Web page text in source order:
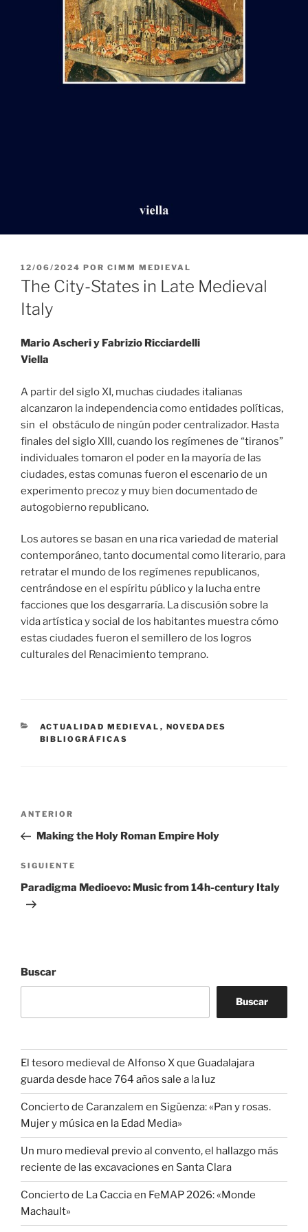
PUBLICADO
EL
12/06/2024 POR CIMM MEDIEVAL
The City-States in Late Medieval
Italy
Mario Ascheri y Fabrizio Ricciardelli
Viella
A partir del siglo XI, muchas ciudades italianas
alcanzaron la independencia como entidades políticas,
sin el obstáculo de ningún poder centralizador. Hasta
finales del siglo XIII, cuando los regímenes de “tiranos”
individuales tomaron el poder en la mayoría de las
ciudades, estas comunas fueron el escenario de un
experimento precoz y muy bien documentado de
autogobierno republicano.
Los autores se basan en una rica variedad de material
contemporáneo, tanto documental como literario, para
retratar el mundo de los regímenes republicanos,
centrándose en el espíritu público y la lucha entre
facciones que los desgarraría. La discusión sobre la
vida artística y social de los habitantes muestra cómo
estas ciudades fueron el semillero de los logros
culturales del Renacimiento temprano.
CATEGORÍAS
ACTUALIDAD MEDIEVAL , NOVEDADES
BIBLIOGRÁFICAS
Navegación
entradas
Entrada
anterior:
ANTERIOR
Making the Holy Roman Empire Holy
Siguiente
entrada
SIGUIENTE
Paradigma Medioevo: Music from 14h-century Italy
Buscar
Buscar
El tesoro medieval de Alfonso X que Guadalajara
guarda desde hace 764 años sale a la luz
Concierto de Caranzalem en Sigüenza: «Pan y rosas.
Mujer y música en la Edad Media»
Un muro medieval previo al convento, el hallazgo más
reciente de las excavaciones en Santa Clara
Concierto de La Caccia en FeMAP 2026: «Monde
Machault»